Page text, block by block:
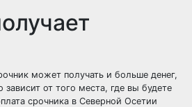
может получать и больше денег,
зависит от того места, где вы будете
срочника в Северной Осетии